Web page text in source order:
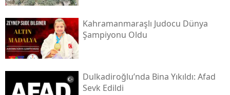
Kahramanmaraşlı Judocu Dünya
Şampiyonu Oldu
Dulkadiroğlu’nda Bina Yıkıldı: Afad
Sevk Edildi